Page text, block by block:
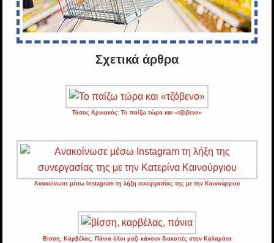
Σχετικά άρθρα
Τάσος Αρνιακός: Το παίζω τώρα και «τζόβενο»
Ανακοίνωσε μέσω Instagram τη λήξη συνεργασίας της με την Καινούργιου
Βίσση, Καρβέλας, Πάνια όλοι μαζί κάνουν διακοπές στην Καλαμάτα